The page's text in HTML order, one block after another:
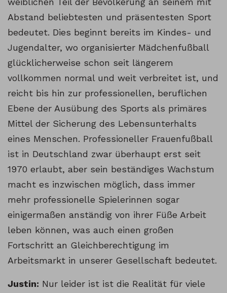
Abstand beliebtesten und präsentesten Sport
bedeutet. Dies beginnt bereits im Kindes- und
Jugendalter, wo organisierter Mädchenfußball
glücklicherweise schon seit längerem
vollkommen normal und weit verbreitet ist, und
reicht bis hin zur professionellen, beruflichen
Ebene der Ausübung des Sports als primäres
Mittel der Sicherung des Lebensunterhalts
eines Menschen. Professioneller Frauenfußball
ist in Deutschland zwar überhaupt erst seit
1970 erlaubt, aber sein beständiges Wachstum
macht es inzwischen möglich, dass immer
mehr professionelle Spielerinnen sogar
einigermaßen anständig von ihrer Füße Arbeit
leben können, was auch einen großen
Fortschritt an Gleichberechtigung im
Arbeitsmarkt in unserer Gesellschaft bedeutet.
Justin: Nur leider ist ist die Realität für viele